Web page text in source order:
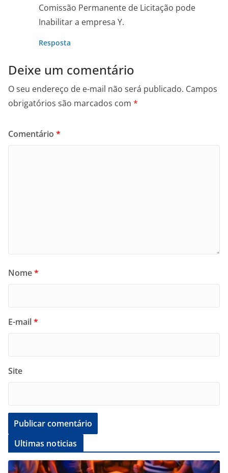
Comissão Permanente de Licitação pode
Inabilitar a empresa Y.
Resposta
Deixe um comentário
O seu endereço de e-mail não será publicado. Campos
obrigatórios são marcados com *
Comentário *
Nome*
E-mail*
Site
Ultimas noticias